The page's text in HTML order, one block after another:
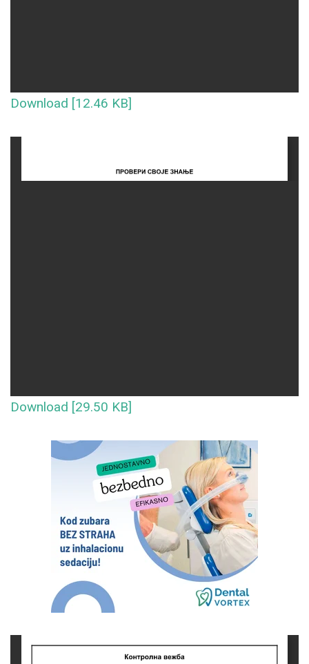
Download [12.46 KB]
Download [29.50 KB]